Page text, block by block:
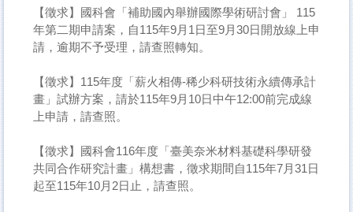
【徵求】國科會「補助國內舉辦國際學術研討會」 115
年第二期申請案，自115年9月1日至9月30日開放線上申
請，逾期不予受理，請查照轉知。
【徵求】​115年度「薪火相傳-稀少科研技術永續傳承計
畫」試辦方案，請於115年9月10日中午12:00前完成線
上申請，請查照。
【徵求】國科會116年度「臺美奈米材料基礎科學研發
共同合作研究計畫」構想書，徵求期間自115年7月31日
起至115年10月2日止，請查照。